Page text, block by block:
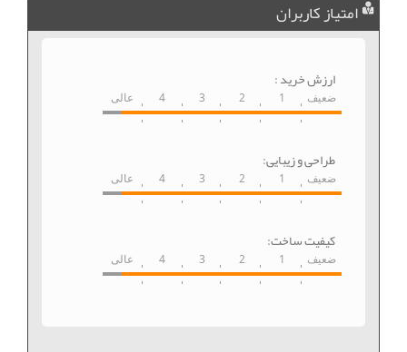
امتیاز کاربران
ارزش خرید :
ضعیف 1
2
3
4 عالی
طراحی و زیبایی:
ضعیف 1
2
3
4 عالی
کیفیت ساخت:
ضعیف 1
2
3
4 عالی